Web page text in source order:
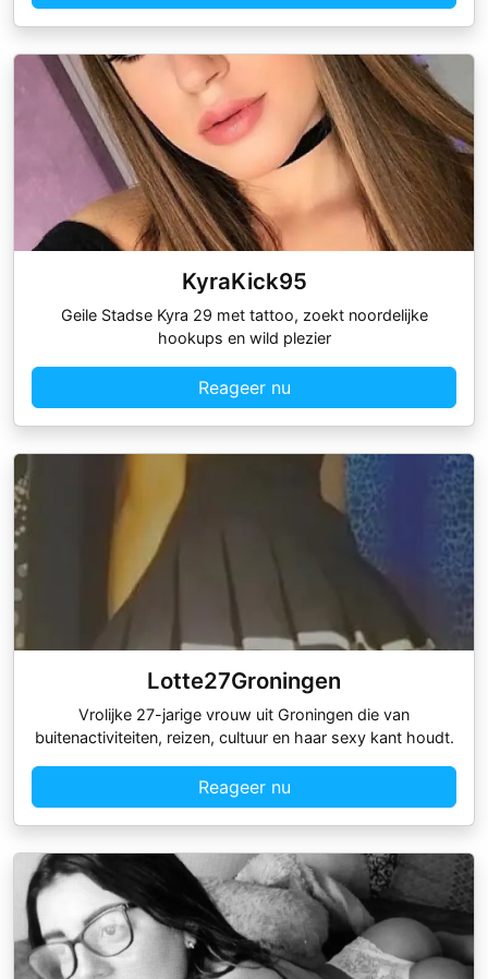
KyraKick95
Geile Stadse Kyra 29 met tattoo, zoekt noordelijke
hookups en wild plezier
Reageer nu
Lotte27Groningen
Vrolijke 27-jarige vrouw uit Groningen die van
buitenactiviteiten, reizen, cultuur en haar sexy kant houdt.
Reageer nu